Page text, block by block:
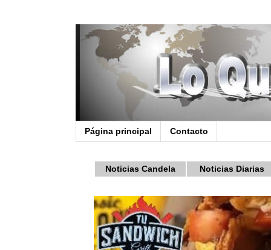
Página principal Contacto
Noticias Candela Noticias Diarias